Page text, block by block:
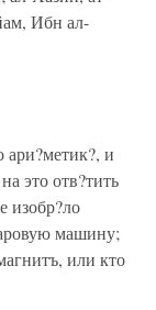
Ибн ал-
ари?метик?, и
это отв?тить
изобр?ло
машину;
или кто